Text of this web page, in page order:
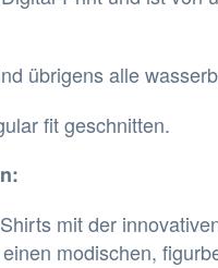
übrigens alle
fit geschnitten.
mit der
modischen,